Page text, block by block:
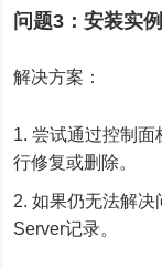
问题3：安装实
解决方案：
尝试通过控制面
行修复或删除。
如果仍无法解决
Server记录。